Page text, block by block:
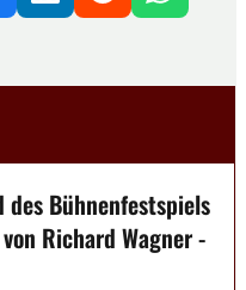
des Bühnenfestspiels
Richard Wagner -